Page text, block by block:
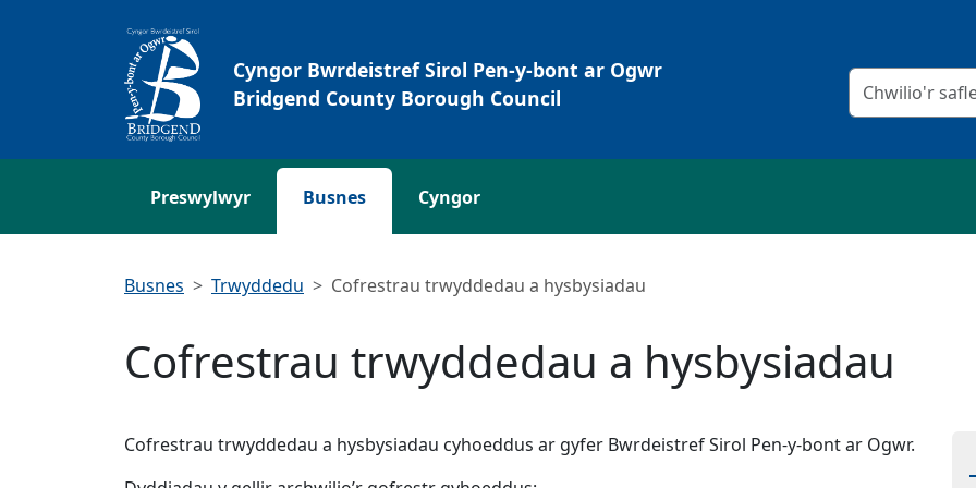
Cyngor Bwrdeistref Sirol Pen-y-bont ar Ogwr
Bridgend County Borough Council
Meini prawf
Preswylwyr Busnes Cyngor
Busnes Trwyddedu Cofrestrau trwyddedau a hysbysiadau
Cofrestrau trwyddedau a hysbysiadau
Cofrestrau trwyddedau a hysbysiadau cyhoeddus ar gyfer Bwrdeistref Sirol Pen-y-bont ar Ogwr.